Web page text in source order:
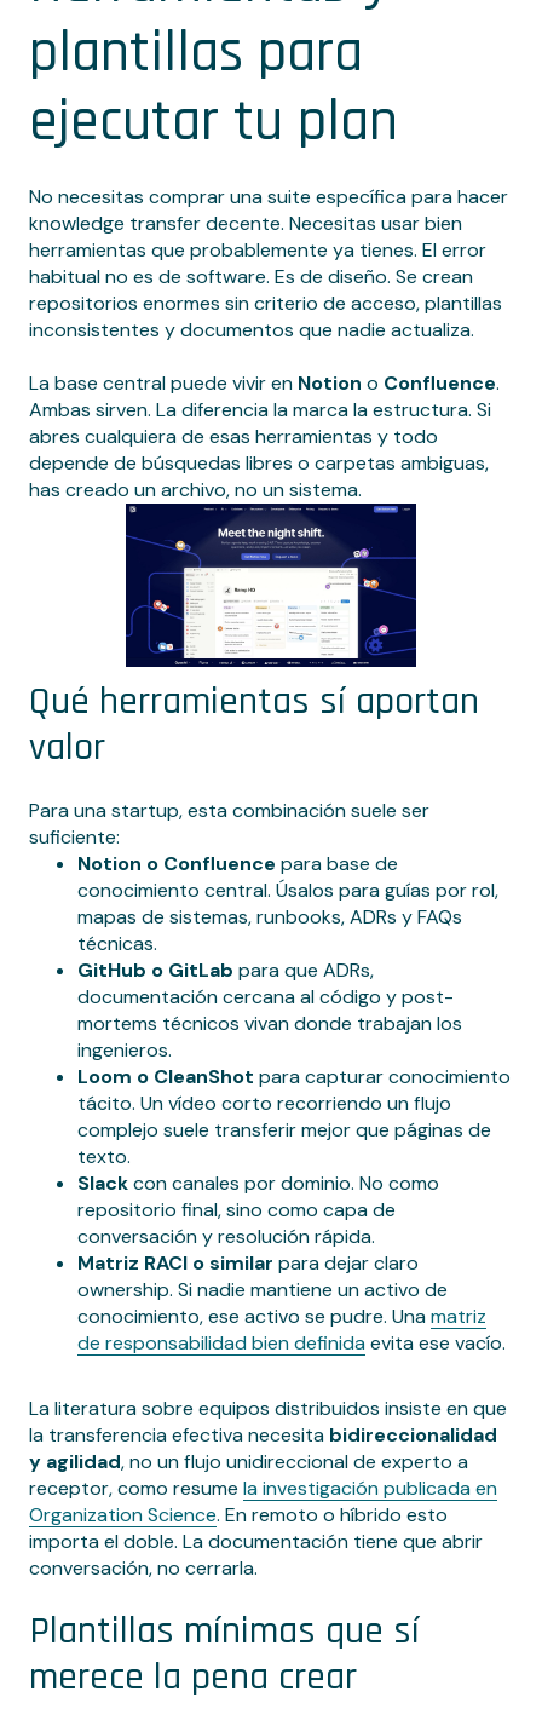
plantillas para
ejecutar tu plan
No necesitas comprar una suite específica para hacer
knowledge transfer decente. Necesitas usar bien
herramientas que probablemente ya tienes. El error
habitual no es de software. Es de diseño. Se crean
repositorios enormes sin criterio de acceso, plantillas
inconsistentes y documentos que nadie actualiza.
La base central puede vivir en Notion o Confluence.
Ambas sirven. La diferencia la marca la estructura. Si
abres cualquiera de esas herramientas y todo
depende de búsquedas libres o carpetas ambiguas,
has creado un archivo, no un sistema.
Qué herramientas sí aportan
valor
Para una startup, esta combinación suele ser
suficiente:
Notion o Confluence para base de
conocimiento central. Úsalos para guías por rol,
mapas de sistemas, runbooks, ADRs y FAQs
técnicas.
GitHub o GitLab para que ADRs,
documentación cercana al código y post-
mortems técnicos vivan donde trabajan los
ingenieros.
Loom o CleanShot para capturar conocimiento
tácito. Un vídeo corto recorriendo un flujo
complejo suele transferir mejor que páginas de
texto.
Slackcon canales por dominio. No como
repositorio final, sino como capa de
conversación y resolución rápida.
Matriz RACI o similar para dejar claro
ownership. Si nadie mantiene un activo de
conocimiento, ese activo se pudre. Unamatriz
de responsabilidad bien definidaevita ese vacío.
La literatura sobre equipos distribuidos insiste en que
la transferencia efectiva necesita bidireccionalidad
y agilidad, no un flujo unidireccional de experto a
receptor, como resume la investigación publicada en
Organization Science. En remoto o híbrido esto
importa el doble. La documentación tiene que abrir
conversación, no cerrarla.
Plantillas mínimas que sí
merece la pena crear